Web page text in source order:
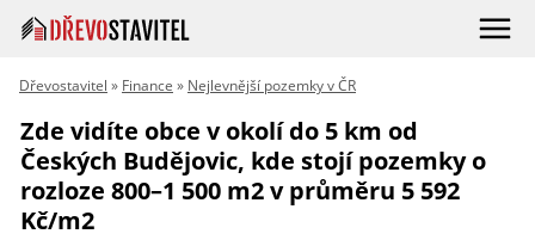
Dřevostavitel » Finance » Nejlevnější pozemky v ČR
Zde vidíte obce v okolí do 5 km od
Českých Budějovic, kde stojí pozemky o
rozloze 800–1 500 m2 v průměru 5 592
Kč/m2